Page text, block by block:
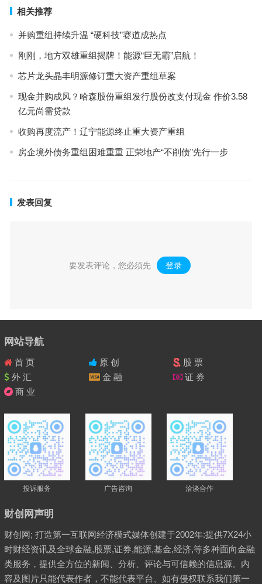
相关推荐
并购重组持续升温 “硬科技”赛道成热点
刚刚，地方双雄重组揭牌！能源“巨无霸”启航！
芯片龙头晶丰明源修订重大资产重组草案
现金并购成风？哈森股份重组发行股份改支付现金 作价3.58
亿元尚需贷款
收购再度流产！辽宁能源终止重大资产重组
房企境外债务重组困难重重 正荣地产“不削债”先行一步
发表回复
要发表评论，您必须先 登录 。
网站导航
首 页 原 创
股 票
外 汇
金 融
证 券
商 业
投诉服务 广告咨询 洽谈合作
财创网声明
财创网; 打造第一互联网经济模式媒体创建于2002年:提供7X24小
时财经资讯及全球金融,股票,证券,能源,基金,经济,等多种面向金融
类服务，提供全方位的新闻、分析、评论与可信赖的信息源。内
容及图片只能代表作者，不能代表平台、如有侵权联系我们第一